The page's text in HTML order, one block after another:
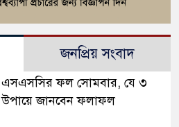
জনপ্রিয় সংবাদ
এসএসসির ফল সোমবার, যে ৩
উপায়ে জানবেন ফলাফল